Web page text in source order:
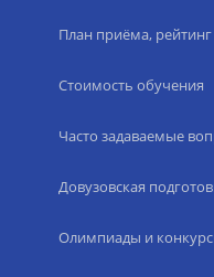
План приёма, рейтинг
Стоимость обучения
Часто задаваемые
Довузовская
Олимпиады и